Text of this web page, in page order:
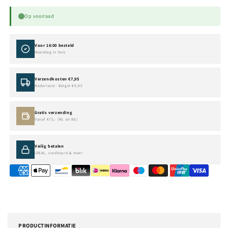
Op voorraad
Voor 16:00 besteld
Maandag in huis
Verzendkosten €7,95
Nederland · België €9,95
Gratis verzending
Vanaf €75,- (NL en BE)
Veilig betalen
iDEAL, creditcard & meer
PRODUCTINFORMATIE